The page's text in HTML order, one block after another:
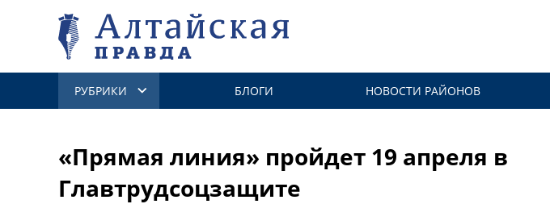
РУБРИКИ БЛОГИ НОВОСТИ РАЙОНОВ
«Прямая линия» пройдет 19 апреля в
Главтрудсоцзащите